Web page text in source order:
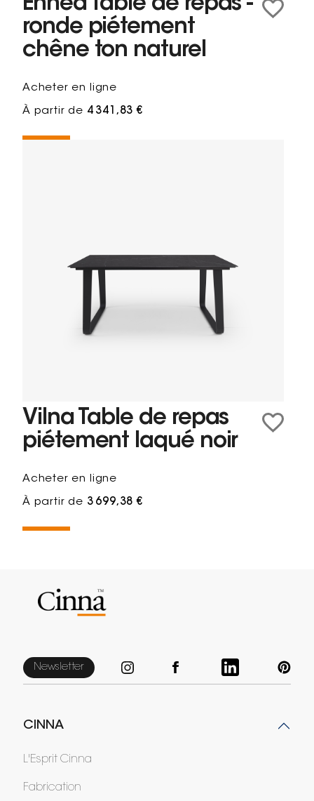
Ennéa Table de repas -
ronde piétement
chêne ton naturel
Acheter en ligne
À partir de 4 341,83 €
Vilna Table de repas
piétement laqué noir
Acheter en ligne
À partir de 3 699,38 €
Newsletter
CINNA
L'Esprit Cinna
Fabrication